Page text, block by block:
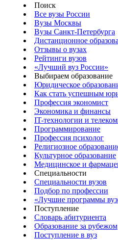
Поиск
Все вузы России
Вузы Москвы
Вузы Санкт-Петербурга
Дистанционное
Отзывы о вузах
Рейтинги вузов
«Лучший вуз России»
Выбираем образование
Юридическое
Как стать успешным
Профессия экономист
Экономика и финансы
IT-технологии и
Программирование
Профессия психолог
Религиозное
Культурное образование
Медицинское и
Специальности
Специальности вузов
Подбор по профессии
«Лучшие программы
Поступление
Словарь абитуриента
Образование за рубежом
Поступление в вуз